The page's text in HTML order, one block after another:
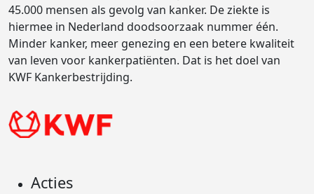
45.000 mensen als gevolg van kanker. De ziekte is
hiermee in Nederland doodsoorzaak nummer één.
Minder kanker, meer genezing en een betere kwaliteit
van leven voor kankerpatiënten. Dat is het doel van
KWF Kankerbestrijding.
Acties